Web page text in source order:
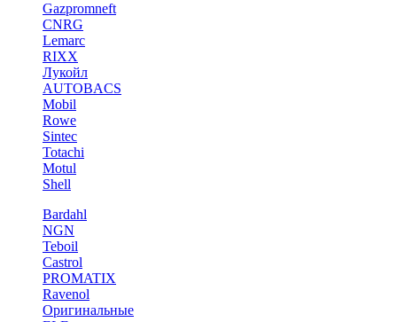
Gazpromneft
CNRG
Lemarc
RIXX
Лукойл
AUTOBACS
Mobil
Rowe
Sintec
Totachi
Motul
Shell
Bardahl
NGN
Teboil
Castrol
PROMATIX
Ravenol
Оригинальные